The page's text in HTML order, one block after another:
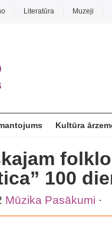
Literatūra Muzeji
Kultūra
100
Mūzika Pasākumi ·